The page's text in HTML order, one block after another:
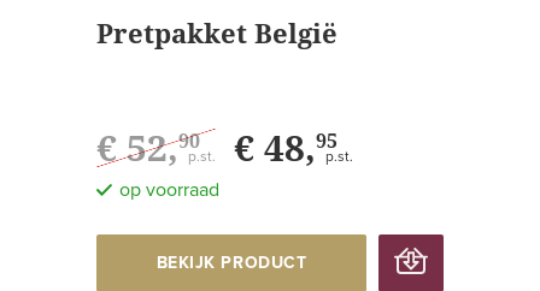
Pretpakket België
€ 52,90
p.st. € 48,95
p.st.
op voorraad
BEKIJK PRODUCT